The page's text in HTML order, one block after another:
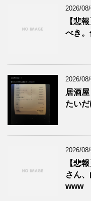
2026/
【悲
べき
2026/
居酒
たいだ
2026/
【悲
さん
www